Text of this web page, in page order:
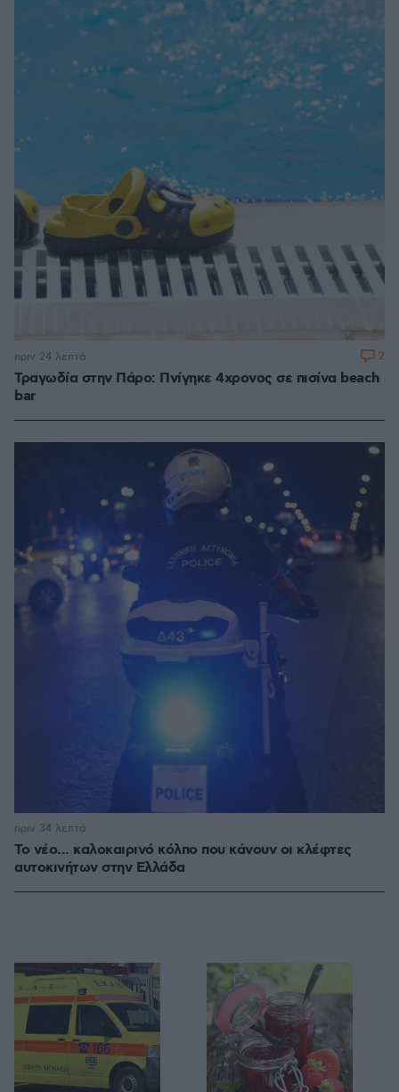
Τραγωδία στην Πάρο: Πνίγηκε 4χρονος σε πισίνα beach
bar
πριν 24 λεπτά 2
Το νέο... καλοκαιρινό κόλπο που κάνουν οι κλέφτες
αυτοκινήτων στην Ελλάδα
πριν 34 λεπτά